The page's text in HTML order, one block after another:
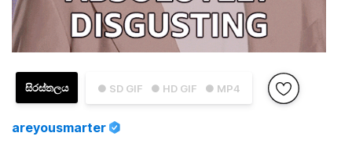
● SD GIF ● HD GIF ● MP4
සිරස්තලය
areyousmarter